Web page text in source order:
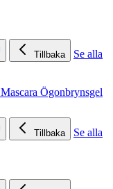
Tillbaka
Se alla
Mascara Ögonbrynsgel
Tillbaka
Se alla